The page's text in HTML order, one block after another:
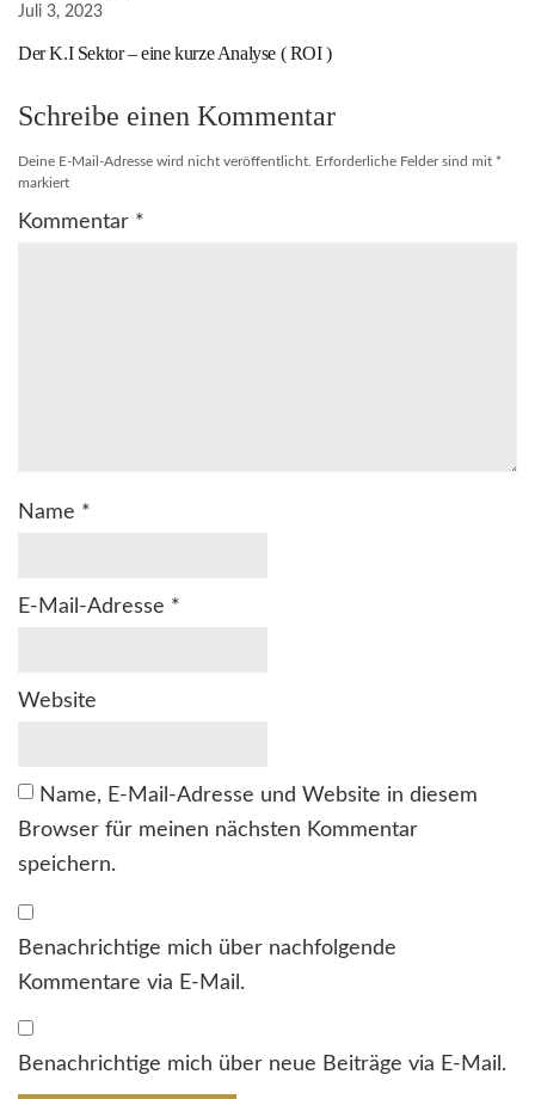
Juli 3, 2023
Der K.I Sektor – eine kurze Analyse ( ROI )
Schreibe einen Kommentar
Deine E-Mail-Adresse wird nicht veröffentlicht. Erforderliche Felder sind mit *
markiert
Kommentar *
Name *
E-Mail-Adresse *
Website
Name, E-Mail-Adresse und Website in diesem
Browser für meinen nächsten Kommentar
speichern.
Benachrichtige mich über nachfolgende
Kommentare via E-Mail.
Benachrichtige mich über neue Beiträge via E-Mail.